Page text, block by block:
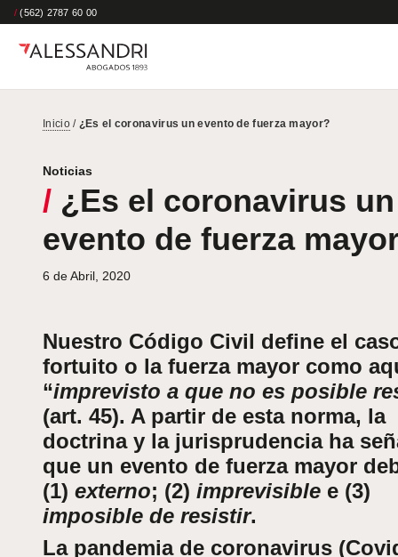
/ (562) 2787 60 00
Inicio/ ¿Es el coronavirus un evento de fuerza mayor?
Noticias
/ ¿Es el coronavirus un
evento de fuerza
6 de Abril, 2020
Nuestro Código Civil define el
fortuito o la fuerza mayor como
“imprevisto a que no es posible
(art. 45). A partir de esta norma, la
doctrina y la jurisprudencia ha
que un evento de fuerza mayor
(1) externo; (2) imprevisible e (3)
imposible de resistir.
La pandemia de coronavirus